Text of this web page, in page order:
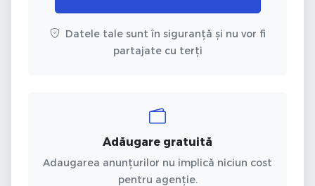
Datele tale sunt în siguranță și nu vor fi
partajate cu terți
Adăugare gratuită
Adaugarea anunțurilor nu implică niciun cost
pentru agenție.